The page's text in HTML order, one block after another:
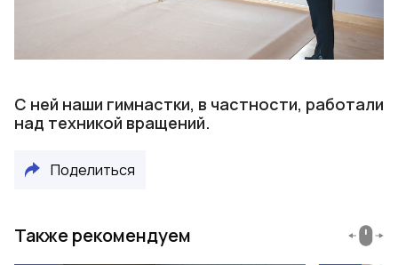
Video
С ней наши гимнастки, в частности, работали
над техникой вращений.
Поделиться
Также рекомендуем